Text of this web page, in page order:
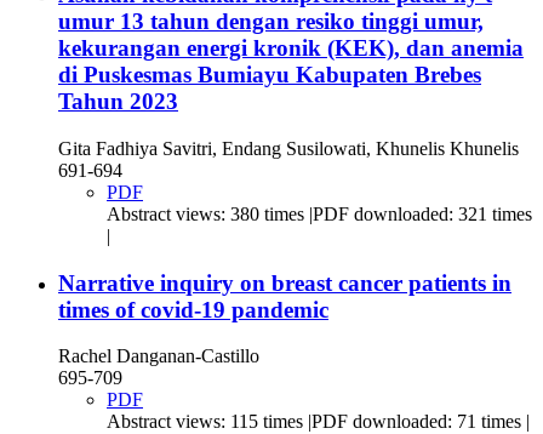
umur 13 tahun dengan resiko tinggi umur,
kekurangan energi kronik (KEK), dan anemia
di Puskesmas Bumiayu Kabupaten Brebes
Tahun 2023
Gita Fadhiya Savitri, Endang Susilowati, Khunelis Khunelis
691-694
PDF
Abstract views: 380 times |PDF downloaded: 321 times
|
Narrative inquiry on breast cancer patients in
times of covid-19 pandemic
Rachel Danganan-Castillo
695-709
PDF
Abstract views: 115 times |PDF downloaded: 71 times |